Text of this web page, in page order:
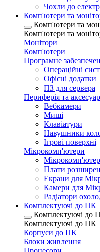
Чохли до
Комп'ютери та
Комп'ютери та
Комп'ютери та
Монітори
Комп'ютери
Програмне
Операційні
Офісні додатки
ПЗ для сервера
Периферія та
Вебкамери
Миші
Клавіатури
Навушники
Ігрові поверхні
Мікрокомп'ютери
Плати
Екрани для
Камери для
Радіатори
Комплектуючі до ПК
Комплектуючі до
Комплектуючі до ПК
Корпуси до ПК
Блоки живлення